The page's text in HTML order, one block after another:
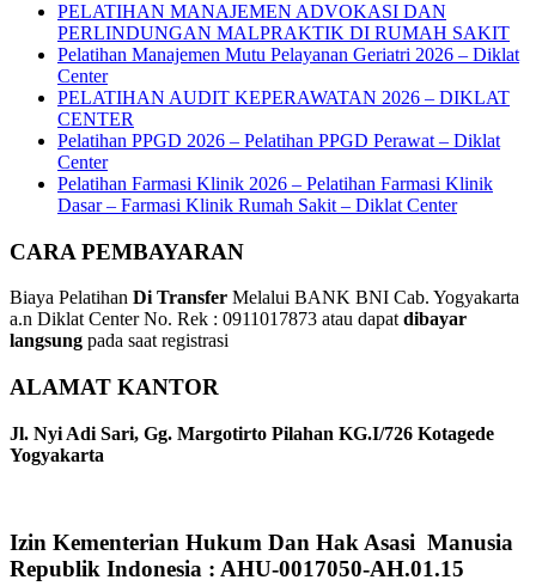
PELATIHAN MANAJEMEN ADVOKASI DAN
PERLINDUNGAN MALPRAKTIK DI RUMAH SAKIT
Pelatihan Manajemen Mutu Pelayanan Geriatri 2026 – Diklat
Center
PELATIHAN AUDIT KEPERAWATAN 2026 – DIKLAT
CENTER
Pelatihan PPGD 2026 – Pelatihan PPGD Perawat – Diklat
Center
Pelatihan Farmasi Klinik 2026 – Pelatihan Farmasi Klinik
Dasar – Farmasi Klinik Rumah Sakit – Diklat Center
CARA PEMBAYARAN
Biaya Pelatihan Di Transfer Melalui BANK BNI Cab. Yogyakarta
a.n Diklat Center No. Rek : 0911017873 atau dapatdibayar
langsung pada saat registrasi
ALAMAT KANTOR
Jl. Nyi Adi Sari, Gg. Margotirto Pilahan KG.I/726 Kotagede
Yogyakarta
Izin Kementerian Hukum Dan Hak Asasi Manusia
Republik Indonesia : AHU-0017050-AH.01.15